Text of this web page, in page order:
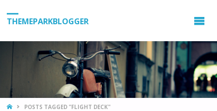
THEMEPARKBLOGGER
HOMEPOSTS TAGGED "FLIGHT DECK"